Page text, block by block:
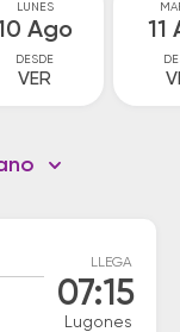
LUNES
Ago
DESDE
VER
11
LLEGA
07:15
Lugones